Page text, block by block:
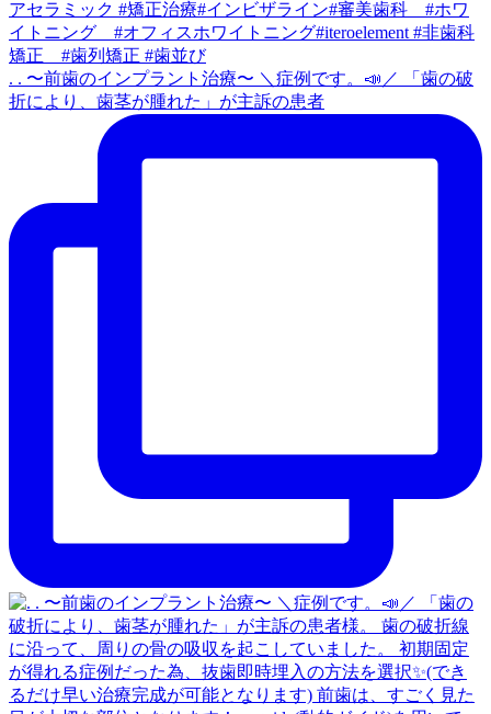
. . 〜前歯のインプラント治療〜 ＼症例です。📣／ 「歯の破
折により、歯茎が腫れた」が主訴の患者